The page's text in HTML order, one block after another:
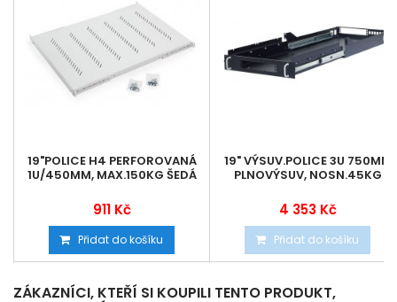
19"POLICE H4 PERFOROVANÁ
1U/450MM, MAX.150KG ŠEDÁ
911 Kč
Přidat do košíku
19" VÝSUV.POLICE 3U 750MM
PLNOVÝSUV, NOSN.45KG
4 353 Kč
Přidat do košíku
ZÁKAZNÍCI, KTEŘÍ SI KOUPILI TENTO PRODUKT,